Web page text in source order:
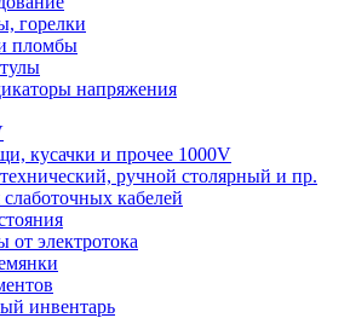
горелки
пломбы
напряжения
кусачки и прочее 1000V
ручной столярный и пр.
кабелей
от электротока
инвентарь